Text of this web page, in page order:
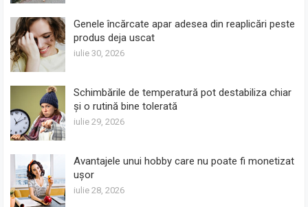
Genele încărcate apar adesea din reaplicări peste
produs deja uscat
iulie 30, 2026
Schimbările de temperatură pot destabiliza chiar
și o rutină bine tolerată
iulie 29, 2026
Avantajele unui hobby care nu poate fi monetizat
ușor
iulie 28, 2026